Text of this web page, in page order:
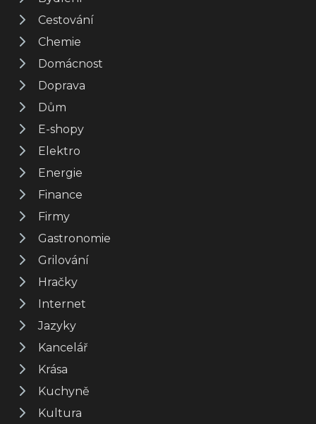
Cestování
Chemie
Domácnost
Doprava
Dům
E-shopy
Elektro
Energie
Finance
Firmy
Gastronomie
Grilování
Hračky
Internet
Jazyky
Kancelář
Krása
Kuchyně
Kultura